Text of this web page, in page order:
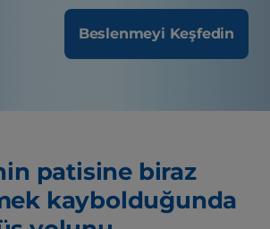
Beslenmeyi Keşfedin
patisine biraz
kaybolduğunda